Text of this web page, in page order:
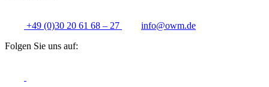
+49 (0)30 20 61 68 – 27 info@owm.de
Folgen Sie uns auf: